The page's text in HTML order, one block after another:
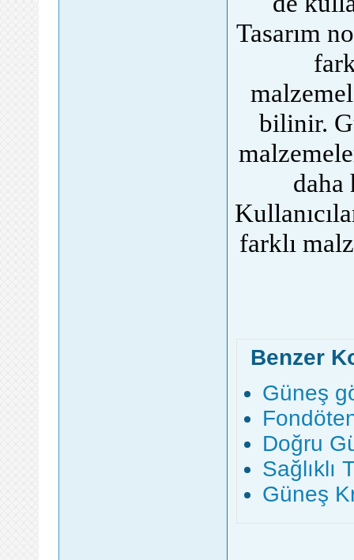
Tasarım
bilinir.
daha
farklı
Benzer
Güneş
Doğru
Sağlıklı
Güneş